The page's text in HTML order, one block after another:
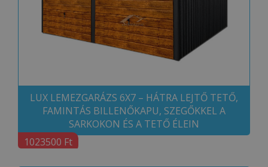
LUX LEMEZGARÁZS 6X7 – HÁTRA LEJTŐ TETŐ,
FAMINTÁS BILLENŐKAPU, SZEGŐKKEL A
SARKOKON ÉS A TETŐ ÉLEIN
1023500 Ft